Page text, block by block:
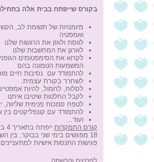
בקורס שייפתח בבית אלה
מיומנויות של תשומת לב,
ואמפטיה
לווסת ולאזן את הרגשות שלנו
לארגן את המחשבות שלנו
לקרוא את הסימפטומים
המשמעות הטמונה בהם
להתמודד עם נסיבות חיים
לשחרר בקורת עצמית.
לסלוח, לחמול, להיות
לקבל החלטות שיטיבו איתנו
לטפח סמכות פנימית שליווה,
להתמודד עם קונפליקטים בין
ועוד...
קורס התמקדות ייפתח בתאריך 4 בפברואר.
18 מפגשים בימי שני בבוקר, בין השעות 9:00 - 13:30.
פגישות התנסות אישיות